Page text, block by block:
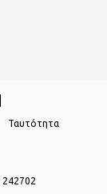
Ταυτότητα
242702